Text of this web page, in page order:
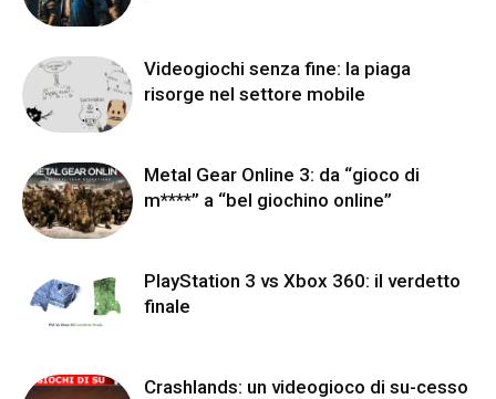
Videogiochi senza fine: la piaga
risorge nel settore mobile
Metal Gear Online 3: da “gioco di
m****” a “bel giochino online”
PlayStation 3 vs Xbox 360: il verdetto
finale
Crashlands: un videogioco di su-cesso